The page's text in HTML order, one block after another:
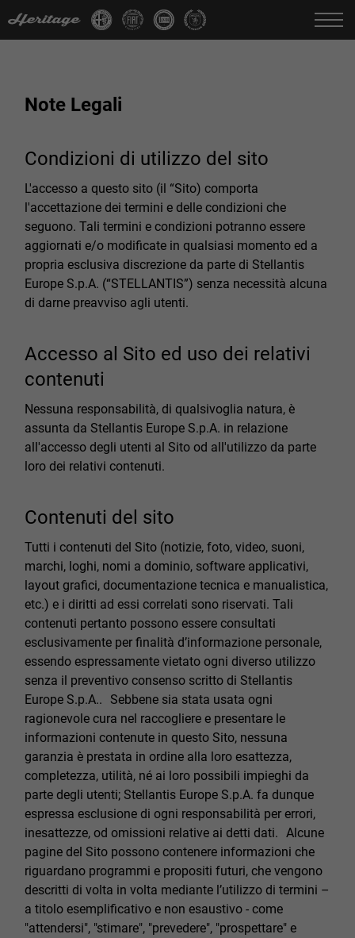
Cambia Lingua: IT DE
Note Legali
Condizioni di utilizzo del sito
L'accesso a questo sito (il “Sito) comporta
l'accettazione dei termini e delle condizioni che
seguono. Tali termini e condizioni potranno essere
aggiornati e/o modificate in qualsiasi momento ed a
propria esclusiva discrezione da parte di Stellantis
Europe S.p.A. (“STELLANTIS”) senza necessità alcuna
di darne preavviso agli utenti.
Accesso al Sito ed uso dei relativi
contenuti
Nessuna responsabilità, di qualsivoglia natura, è
assunta da Stellantis Europe S.p.A. in relazione
all'accesso degli utenti al Sito od all'utilizzo da parte
loro dei relativi contenuti.
Contenuti del sito
Tutti i contenuti del Sito (notizie, foto, video, suoni,
marchi, loghi, nomi a dominio, software applicativi,
layout grafici, documentazione tecnica e manualistica,
etc.) e i diritti ad essi correlati sono riservati. Tali
contenuti pertanto possono essere consultati
esclusivamente per finalità d’informazione personale,
essendo espressamente vietato ogni diverso utilizzo
senza il preventivo consenso scritto di Stellantis
Europe S.p.A.. Sebbene sia stata usata ogni
ragionevole cura nel raccogliere e presentare le
informazioni contenute in questo Sito, nessuna
garanzia è prestata in ordine alla loro esattezza,
completezza, utilità, né ai loro possibili impieghi da
parte degli utenti; Stellantis Europe S.p.A. fa dunque
espressa esclusione di ogni responsabilità per errori,
inesattezze, od omissioni relative ai detti dati. Alcune
pagine del Sito possono contenere informazioni che
riguardano programmi e propositi futuri, che vengono
descritti di volta in volta mediante l’utilizzo di termini –
a titolo esemplificativo e non esaustivo - come
"attendersi", "stimare", "prevedere", "prospettare" e